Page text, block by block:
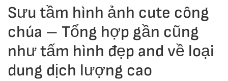
Sưu tầm hình ảnh cute công
chúa – Tổng hợp gần cũng
như tấm hình đẹp and về loại
dung dịch lượng cao